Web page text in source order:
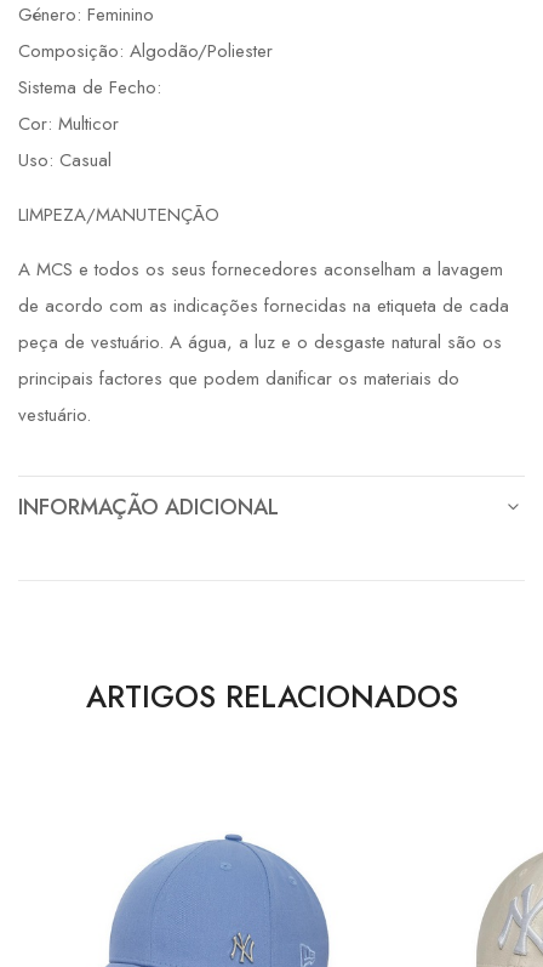
Género: Feminino
Composição: Algodão/Poliester
Sistema de Fecho:
Cor: Multicor
Uso: Casual
LIMPEZA/MANUTENÇÃO
A MCS e todos os seus fornecedores aconselham a lavagem
de acordo com as indicações fornecidas na etiqueta de cada
peça de vestuário. A água, a luz e o desgaste natural são os
principais factores que podem danificar os materiais do
vestuário.
INFORMAÇÃO ADICIONAL
ARTIGOS RELACIONADOS